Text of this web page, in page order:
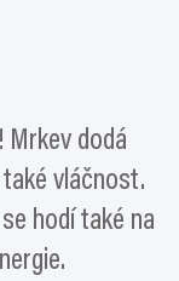
Mrkev dodá
vláčnost.
hodí také na